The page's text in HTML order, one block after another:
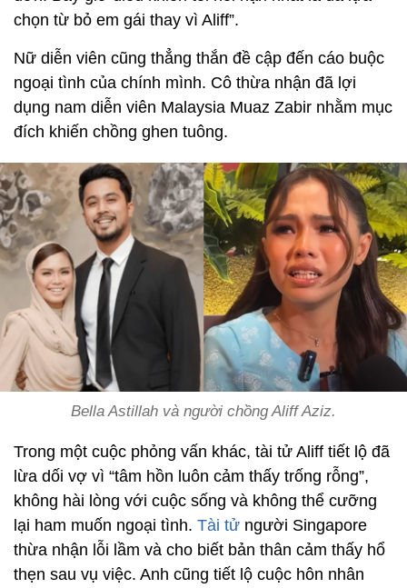
chọn từ bỏ em gái thay vì Aliff”.
Nữ diễn viên cũng thẳng thắn đề cập đến cáo buộc
ngoại tình của chính mình. Cô thừa nhận đã lợi
dụng nam diễn viên Malaysia Muaz Zabir nhằm mục
đích khiến chồng ghen tuông.
Bella Astillah và người chồng Aliff Aziz.
Trong một cuộc phỏng vấn khác, tài tử Aliff tiết lộ đã
lừa dối vợ vì “tâm hồn luôn cảm thấy trống rỗng”,
không hài lòng với cuộc sống và không thể cưỡng
lại ham muốn ngoại tình. Tài tử người Singapore
thừa nhận lỗi lầm và cho biết bản thân cảm thấy hổ
thẹn sau vụ việc. Anh cũng tiết lộ cuộc hôn nhân